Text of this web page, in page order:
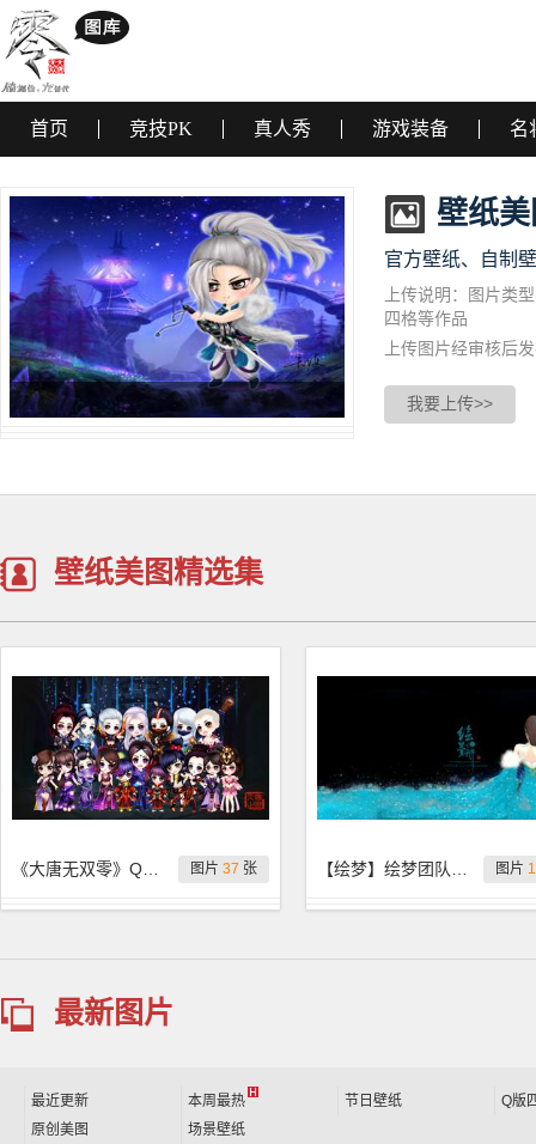
首页 竞技PK 真人秀 游戏装备 名
壁纸
官方壁纸、自制
上传说明：图片类
四格等作品
上传图片经审核后
我要上传>>
壁纸美图精选集
图片 37 张 图片
最新图片
最近更新 本周最热 节日壁纸
Q版
原创美图
场景壁纸